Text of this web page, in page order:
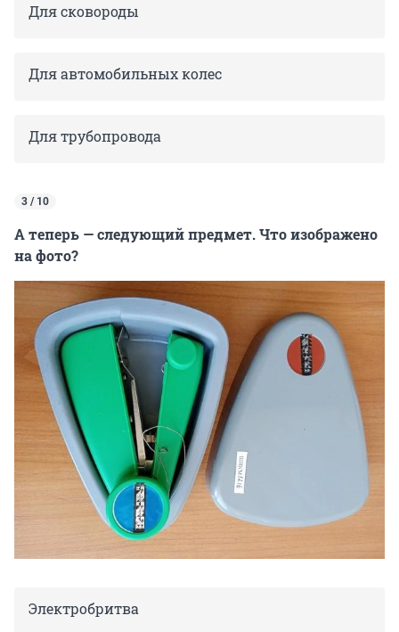
Для сковороды
Для автомобильных колес
Для трубопровода
3 / 10
А теперь — следующий предмет. Что изображено
на фото?
Электробритва